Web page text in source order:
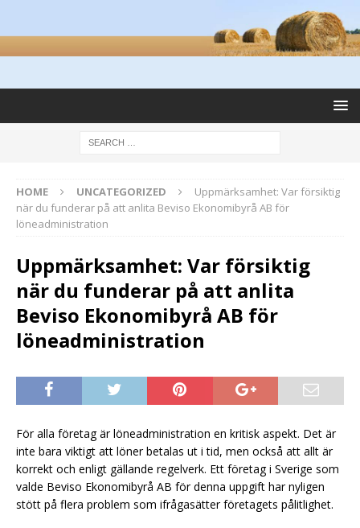
HOME UNCATEGORIZED
Uppmärksamhet: Var försiktig
när du funderar på att anlita Beviso Ekonomibyrå AB för
löneadministration
Uppmärksamhet: Var försiktig
när du funderar på att anlita
Beviso Ekonomibyrå AB för
löneadministration
För alla företag är löneadministration en kritisk aspekt. Det är
inte bara viktigt att löner betalas ut i tid, men också att allt är
korrekt och enligt gällande regelverk. Ett företag i Sverige som
valde Beviso Ekonomibyrå AB för denna uppgift har nyligen
stött på flera problem som ifrågasätter företagets pålitlighet.